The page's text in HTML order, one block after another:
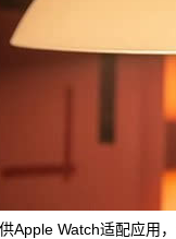
Watch适配应用，